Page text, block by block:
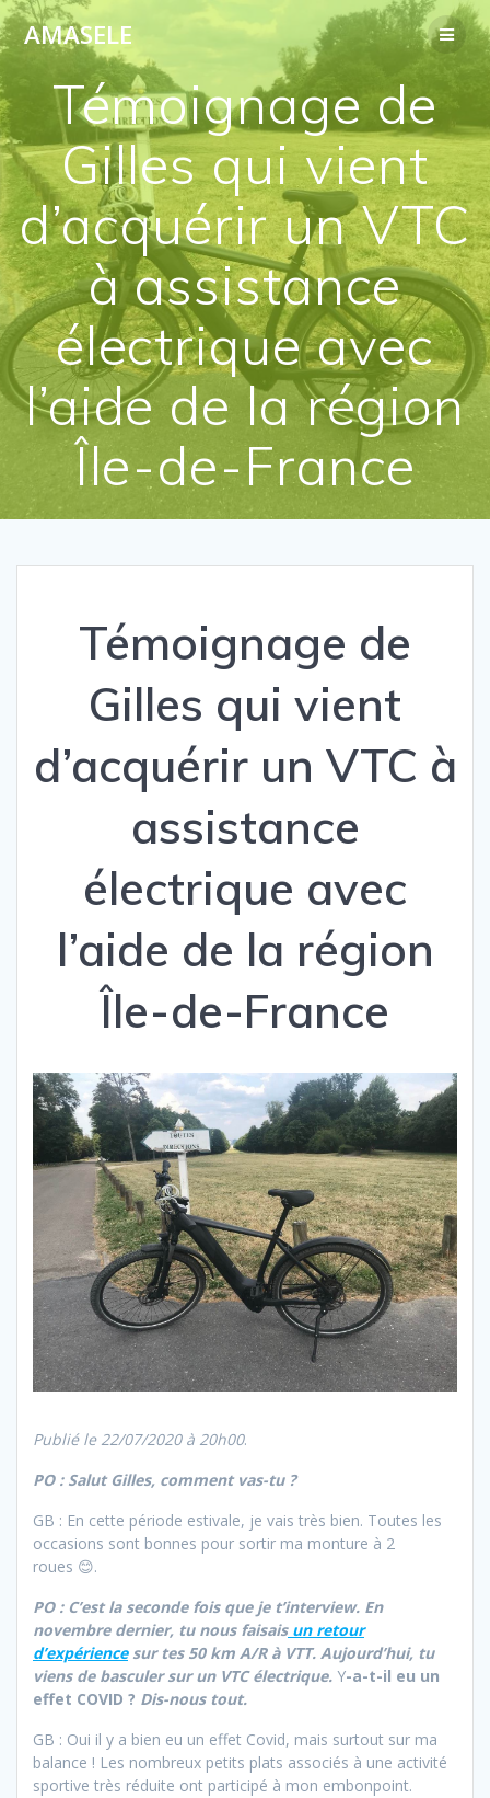
au
contenu
AMASELE
Témoignage de
Gilles qui vient
d’acquérir un VTC
à assistance
électrique avec
l’aide de la région
Île-de-France
Témoignage de
Gilles qui vient
d’acquérir un VTC à
assistance
électrique avec
l’aide de la région
Île-de-France
Publié le 22/07/2020 à 20h00.
PO : Salut Gilles, comment vas-tu ?
GB : En cette période estivale, je vais très bien. Toutes les
occasions sont bonnes pour sortir ma monture à 2
roues 😊.
PO : C’est la seconde fois que je t’interview. En
novembre dernier, tu nous faisaisun retour
d’expériencesur tes 50 km A/R à VTT. Aujourd’hui, tu
viens de basculer sur un VTC électrique. Y-a-t-il eu un
effet COVID ? Dis-nous tout.
GB : Oui il y a bien eu un effet Covid, mais surtout sur ma
balance ! Les nombreux petits plats associés à une activité
sportive très réduite ont participé à mon embonpoint.